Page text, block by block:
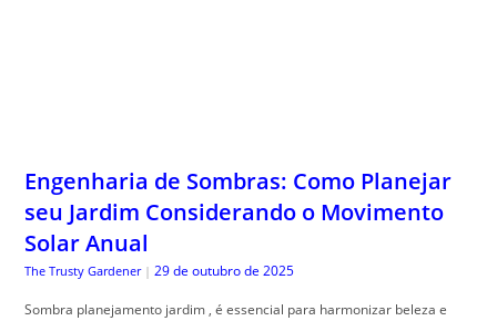
Engenharia de Sombras: Como Planejar
seu Jardim Considerando o Movimento
Solar Anual
The Trusty Gardener | 29 de outubro de 2025
Sombra planejamento jardim , é essencial para harmonizar beleza e